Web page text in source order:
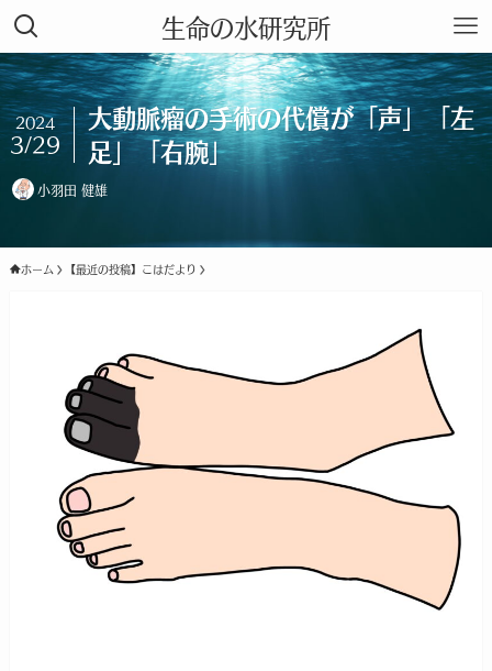
生命の水研究所
大動脈瘤の手術の代償が「声」「左
足」「右腕」
2024
3/29
小羽田 健雄
ホーム 【最近の投稿】こはだより